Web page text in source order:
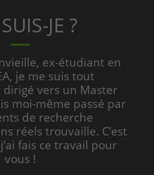
JE ?
ex-étudiant en
je me suis tout
vers un Master
moi-même passé par
de recherche
réels trouvaille. C’est
fais ce travail pour
vous !